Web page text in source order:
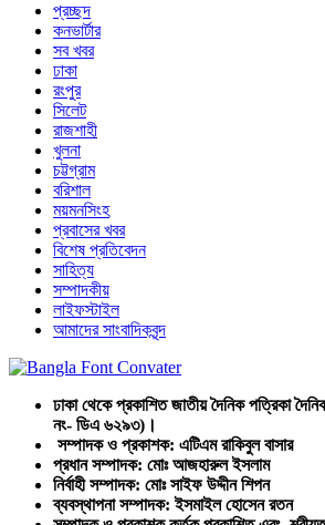
প্রচ্ছদ
কনভার্টার
সব খবর
ঢাকা
রংপুর
সিলেট
রাজশাহী
খুলনা
চট্টগ্রাম
বরিশাল
ময়মনসিংহ
প্রবাসের খবর
বিশেষ প্রতিবেদন
সাহিত্য
সম্পাদকীয়
লাইফস্টাইল
আমাদের সাংবাদিকবৃন্দ
ঢাকা থেকে প্রকাশিত জাতীয় দৈনিক পত্রিকা
নং- ডিএ ৬২৯৩)।
সম্পাদক ও প্রকাশক: এটিএম রাকিবুল বাসার
প্রধান সম্পাদক: মোঃ আজহারুল ইসলাম
নির্বাহী সম্পাদক: মোঃ সাইফ উদ্দীন শিপন
ব্যবস্থাপনা সম্পাদক: ইসমাইল হোসেন রতন